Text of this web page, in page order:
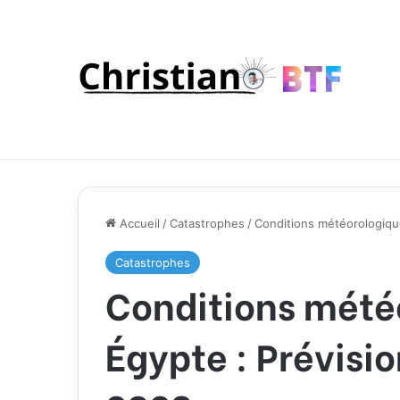
Accueil /Catastrophes /Conditions
Catastrophes
Conditions
Égypte :